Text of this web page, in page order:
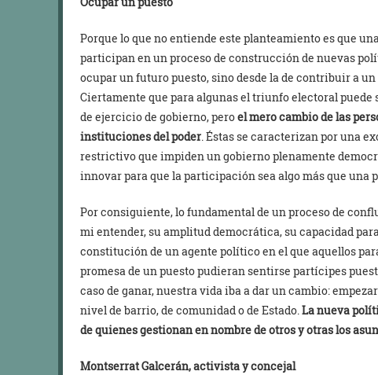
Porque lo que no entiende este planteamiento es que
participan en un proceso de construcción de nuevas
ocupar un futuro puesto, sino desde la de contribuir a
Ciertamente que para algunas el triunfo electoral
de ejercicio de gobierno, peroel mero cambio de las
instituciones del poder. Éstas se caracterizan por una
restrictivo que impiden un gobierno plenamente
innovar para que la participación sea algo más que una
Por consiguiente, lo fundamental de un proceso de
mi entender, su amplitud democrática, su capacidad
constitución de un agente político en el que aquellos
promesa de un puesto pudieran sentirse partícipes
caso de ganar, nuestra vida iba a dar un cambio:
nivel de barrio, de comunidad o de Estado.La nueva
de quienes gestionan en nombre de otros y otras los
Montserrat Galcerán, activista y concejal